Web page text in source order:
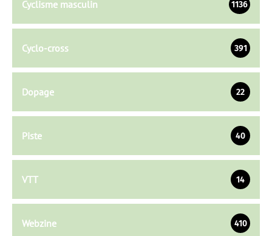
Cyclisme masculin 1136
Cyclo-cross 391
Dopage 22
Piste 40
VTT 14
Webzine 410